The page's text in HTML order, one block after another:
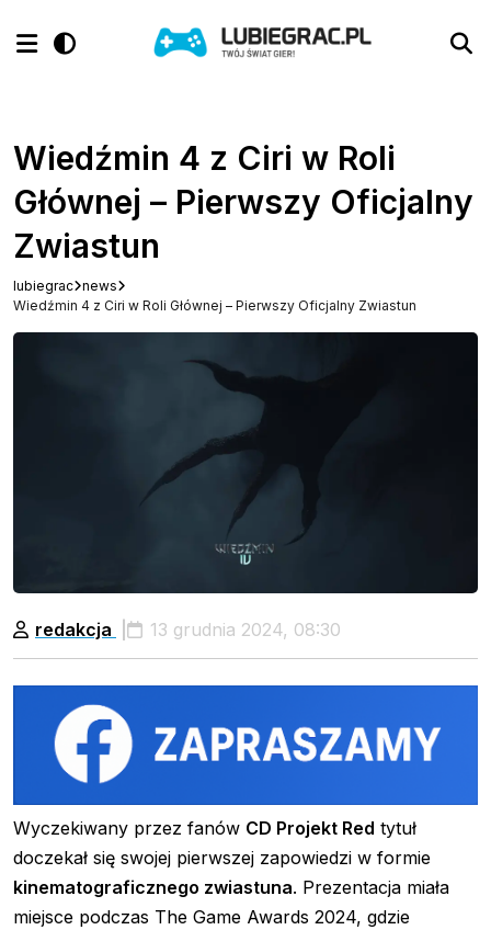
Wiedźmin 4 z Ciri w Roli
Głównej – Pierwszy Oficjalny
Zwiastun
lubiegrac news
Wiedźmin 4 z Ciri w Roli Głównej – Pierwszy Oficjalny Zwiastun
redakcja 13 grudnia 2024, 08:30
Wyczekiwany przez fanów CD Projekt Red tytuł
doczekał się swojej pierwszej zapowiedzi w formie
kinematograficznego zwiastuna. Prezentacja miała
miejsce podczas The Game Awards 2024, gdzie